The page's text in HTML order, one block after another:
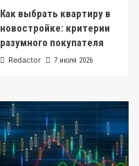
Как выбрать квартиру в
новостройке: критерии
разумного покупателя
Redactor 7 июля 2026